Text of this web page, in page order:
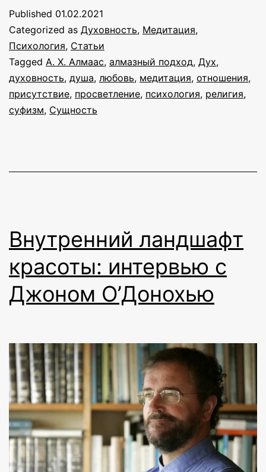
как
человек
и
учитель:
интервью
Published 01.02.2021
Categorized as Духовность, Медитация,
Психология, Статьи
Tagged А. Х. Алмаас, алмазный подход, Дух,
духовность, душа, любовь, медитация, отношения,
присутствие, просветление, психология, религия,
суфизм, Сущность
Внутренний ландшафт
красоты: интервью с
Джоном О’Донохью